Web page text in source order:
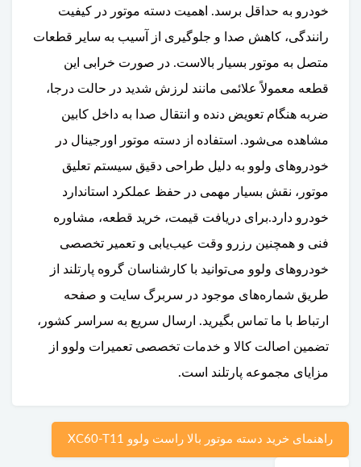
خودرو به حداقل برسد. اهمیت دسته موتور در کیفیت
رانندگی، کاهش صدا و جلوگیری از آسیب به سایر قطعات
متصل به موتور بسیار بالاست. در صورت خرابی این
قطعه معمولاً علائمی مانند لرزش شدید در حالت درجا،
ضربه هنگام تعویض دنده و انتقال صدا به داخل کابین
مشاهده می‌شود. استفاده از دسته موتور اورجینال در
خودروهای ولوو به دلیل طراحی دقیق سیستم تعلیق
موتور، نقش بسیار مهمی در حفظ عملکرد استاندارد
خودرو دارد.برای دریافت قیمت، خرید قطعه، مشاوره
فنی و همچنین رزرو وقت عیب‌یابی و تعمیر تخصصی
خودروهای ولوو می‌توانید با کارشناسان گروه پارتلند از
طریق شماره‌های موجود در سربرگ سایت و صفحه
ارتباط با ما تماس بگیرید. ارسال سریع به سراسر کشور،
تضمین اصالت کالا و خدمات تخصصی تعمیرات ولوو از
مزایای مجموعه پارتلند است.
راهنمای خرید دسته موتور بالا راست ولوو XC60-T11